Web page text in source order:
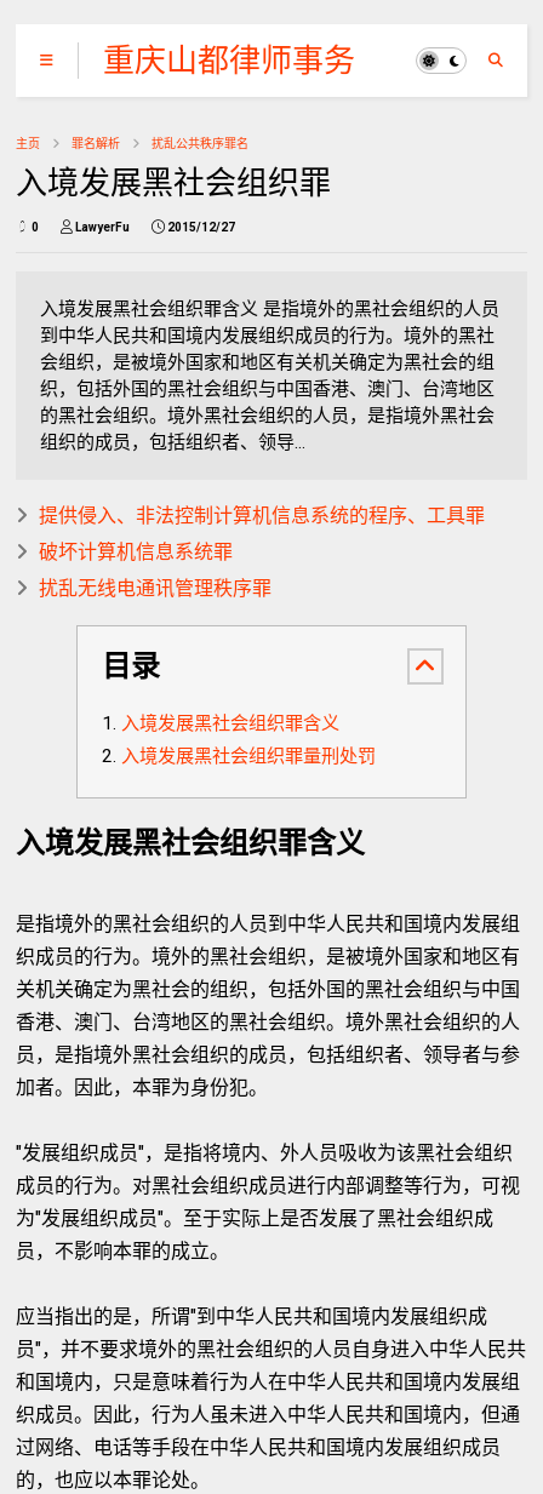
重庆山都律师事务
所
主页 罪名解析 扰乱公共秩序罪名
入境发展黑社会组织罪
0 LawyerFu 2015/12/27
入境发展黑社会组织罪含义 是指境外的黑社会组织的人员
到中华人民共和国境内发展组织成员的行为。境外的黑社
会组织，是被境外国家和地区有关机关确定为黑社会的组
织，包括外国的黑社会组织与中国香港、澳门、台湾地区
的黑社会组织。境外黑社会组织的人员，是指境外黑社会
组织的成员，包括组织者、领导...
提供侵入、非法控制计算机信息系统的程序、工具罪
破坏计算机信息系统罪
扰乱无线电通讯管理秩序罪
目录
入境发展黑社会组织罪含义
入境发展黑社会组织罪量刑处罚
入境发展黑社会组织罪含义
是指境外的黑社会组织的人员到中华人民共和国境内发展组
织成员的行为。境外的黑社会组织，是被境外国家和地区有
关机关确定为黑社会的组织，包括外国的黑社会组织与中国
香港、澳门、台湾地区的黑社会组织。境外黑社会组织的人
员，是指境外黑社会组织的成员，包括组织者、领导者与参
加者。因此，本罪为身份犯。
"发展组织成员"，是指将境内、外人员吸收为该黑社会组织
成员的行为。对黑社会组织成员进行内部调整等行为，可视
为"发展组织成员"。至于实际上是否发展了黑社会组织成
员，不影响本罪的成立。
应当指出的是，所谓"到中华人民共和国境内发展组织成
员"，并不要求境外的黑社会组织的人员自身进入中华人民共
和国境内，只是意味着行为人在中华人民共和国境内发展组
织成员。因此，行为人虽未进入中华人民共和国境内，但通
过网络、电话等手段在中华人民共和国境内发展组织成员
的，也应以本罪论处。